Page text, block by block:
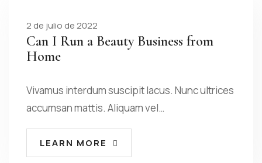
2 de julio de 2022
Can I Run a Beauty Business from
Home
Vivamus interdum suscipit lacus. Nunc ultrices
accumsan mattis. Aliquam vel…
LEARN MORE